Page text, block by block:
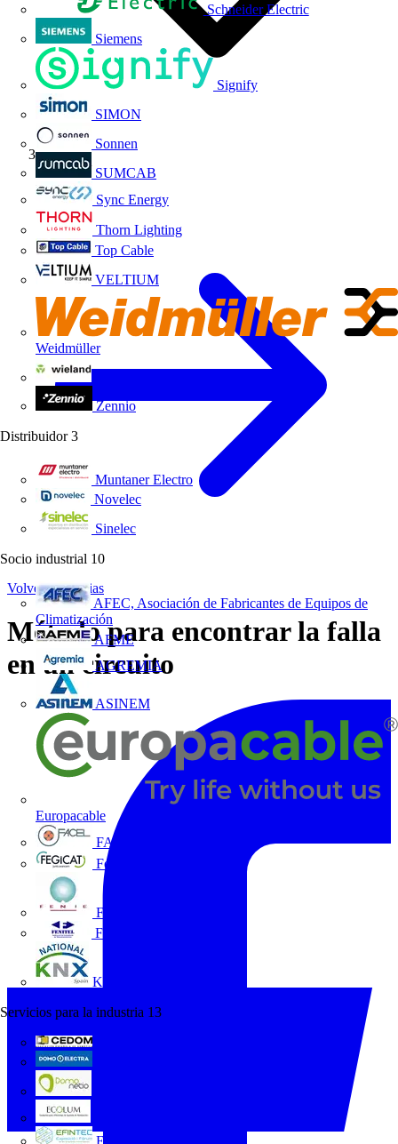
Schneider Electric
Siemens
Signify
SIMON
Sonnen
SUMCAB
Sync Energy
Thorn Lighting
Top Cable
VELTIUM
Weidmüller
Zennio
Distribuidor 3
Muntaner Electro
Novelec
Sinelec
Socio industrial 10
AFEC, Asociación de Fabricantes de Equipos de
Climatización
AFME
AGREMIA
ASINEM
Europacable
FACEL
Fegicat
FENIE
FENITEL
KNX España
Servicios para la industria 13
Efintec
Volti TV
Volver a Noticias
Método para encontrar la falla
en un circuito